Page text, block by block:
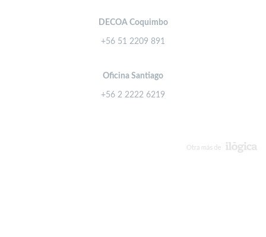
DECOA Coquimbo
+56 51 2209 891
Oficina Santiago
+56 2 2222 6219